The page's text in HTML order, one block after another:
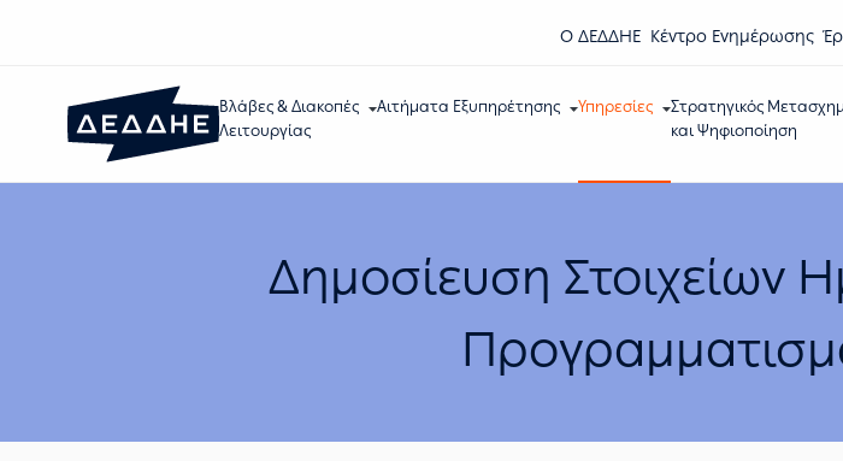
Ο ΔΕΔΔΗΕ Κέντρο Eνημέρωσης
Βλάβες & Διακοπές
Λειτουργίας
Αιτήματα Εξυπηρέτησης Υπηρεσίες
Στρατηγικός
και Ψηφιοποίηση
Δημοσίευση Στοιχείων